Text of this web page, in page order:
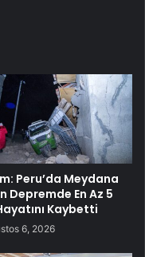
Peru’da Meydana
Depremde En Az 5
Kaybetti
6, 2026